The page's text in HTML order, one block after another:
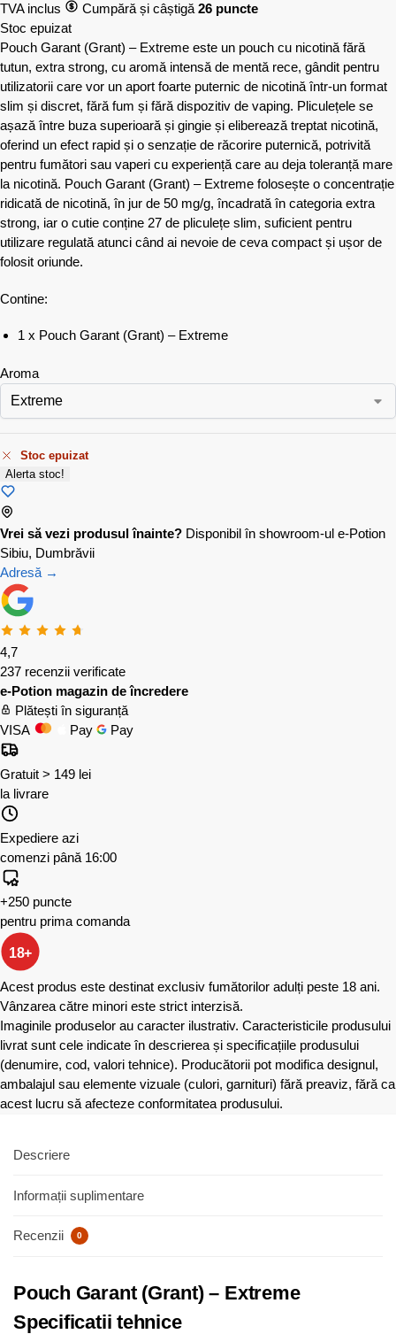
TVA inclus
Cumpără și câștigă 26 puncte
Stoc epuizat
Pouch Garant (Grant) – Extreme este un pouch cu nicotină fără
tutun, extra strong, cu aromă intensă de mentă rece, gândit pentru
utilizatorii care vor un aport foarte puternic de nicotină într-un format
slim și discret, fără fum și fără dispozitiv de vaping. Pliculețele se
așază între buza superioară și gingie și eliberează treptat nicotină,
oferind un efect rapid și o senzație de răcorire puternică, potrivită
pentru fumători sau vaperi cu experiență care au deja toleranță mare
la nicotină. Pouch Garant (Grant) – Extreme folosește o concentrație
ridicată de nicotină, în jur de 50 mg/g, încadrată în categoria extra
strong, iar o cutie conține 27 de pliculețe slim, suficient pentru
utilizare regulată atunci când ai nevoie de ceva compact și ușor de
folosit oriunde.
Contine:
1 x Pouch Garant (Grant) – Extreme
Aroma
Stoc epuizat
Alerta stoc!
Vrei să vezi produsul înainte? Disponibil în showroom-ul e-Potion
Sibiu, Dumbrăvii
Adresă →
4,7
237 recenzii verificate
e-Potion magazin de încredere
Plătești în siguranță
VISA
Pay Pay
Gratuit > 149 lei
la livrare
Expediere azi
comenzi până 16:00
+250 puncte
pentru prima comanda
18+
Acest produs este destinat exclusiv fumătorilor adulți peste 18 ani.
Vânzarea către minori este strict interzisă.
Imaginile produselor au caracter ilustrativ. Caracteristicile produsului
livrat sunt cele indicate în descrierea și specificațiile produsului
(denumire, cod, valori tehnice). Producătorii pot modifica designul,
ambalajul sau elemente vizuale (culori, garnituri) fără preaviz, fără ca
acest lucru să afecteze conformitatea produsului.
Descriere
Informații suplimentare
Recenzii 0
Pouch Garant (Grant) – Extreme
Specificatii tehnice